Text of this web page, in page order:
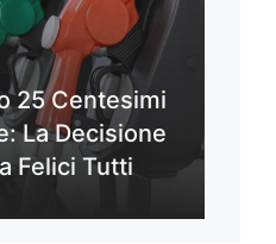
25 Centesimi
La Decisione
Felici Tutti